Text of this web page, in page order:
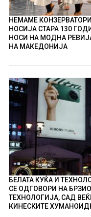
НЕМАМЕ
НОСИЈА СТАРА 130
НОСИ НА МОДНА
НА МАКЕДОНИЈА
БЕЛАТА КУЌА И
СЕ ОДГОВОРИ НА
ТЕХНОЛОГИЈА, САД
КИНЕСКИТЕ